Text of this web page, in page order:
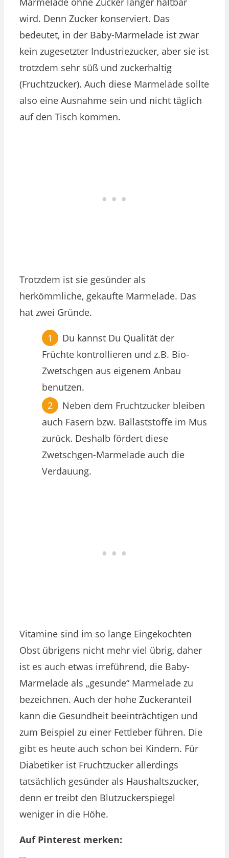
wird. Denn Zucker konserviert. Das
bedeutet, in der Baby-Marmelade ist zwar
kein zugesetzter Industriezucker, aber sie ist
trotzdem sehr süß und zuckerhaltig
(Fruchtzucker). Auch diese Marmelade sollte
also eine Ausnahme sein und nicht täglich
auf den Tisch kommen.
Trotzdem ist sie gesünder als
herkömmliche, gekaufte Marmelade. Das
hat zwei Gründe.
Du kannst Du Qualität der
Früchte kontrollieren und z.B. Bio-
Zwetschgen aus eigenem Anbau
benutzen.
Neben dem Fruchtzucker bleiben
auch Fasern bzw. Ballaststoffe im Mus
zurück. Deshalb fördert diese
Zwetschgen-Marmelade auch die
Verdauung.
Vitamine sind im so lange Eingekochten
Obst übrigens nicht mehr viel übrig, daher
ist es auch etwas irreführend, die Baby-
Marmelade als „gesunde“ Marmelade zu
bezeichnen. Auch der hohe Zuckeranteil
kann die Gesundheit beeinträchtigen und
zum Beispiel zu einer Fettleber führen. Die
gibt es heute auch schon bei Kindern. Für
Diabetiker ist Fruchtzucker allerdings
tatsächlich gesünder als Haushaltszucker,
denn er treibt den Blutzuckerspiegel
weniger in die Höhe.
Auf Pinterest merken: